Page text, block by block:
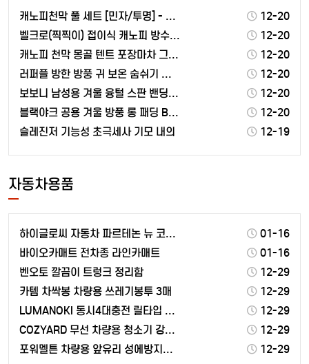
캐노피천막 풀 세트 [민자/투명] - 골조+지붕[커피]…
12-20
벨크로(찍찍이) 접이식 캐노피 방수 천막 야외 그늘막 …
12-20
캐노피 천막 몽골 텐트 포장마차 그늘막 3x4M
12-20
러퍼플 방한 방풍 귀 보온 숨쉬기 편한 에어 마스크
12-20
보보니 남성용 겨울 융털 스판 밴딩 기모 조거 팬츠
12-20
블랙야크 공용 겨울 방풍 롱 패딩 B맥스벤치알파 다운 …
12-20
슬레진저 기능성 초극세사 기모 내의
12-19
자동차용품
하이글로씨 자동차 파르테논 뉴 코일매트 트립매트 1열 …
01-16
바이오카매트 전차종 라인카매트
01-16
벤오토 깔끔이 트렁크 정리함
12-29
카템 차싹봉 차량용 쓰레기봉투 3매
12-29
LUMANOKI 동시4대충전 릴타입 차량용 고속충전기
12-29
COZYARD 무선 차량용 청소기 강력 자동차와 집에서…
12-29
포워멜튼 차량용 앞유리 성에방지커버 블랙박스용
12-29